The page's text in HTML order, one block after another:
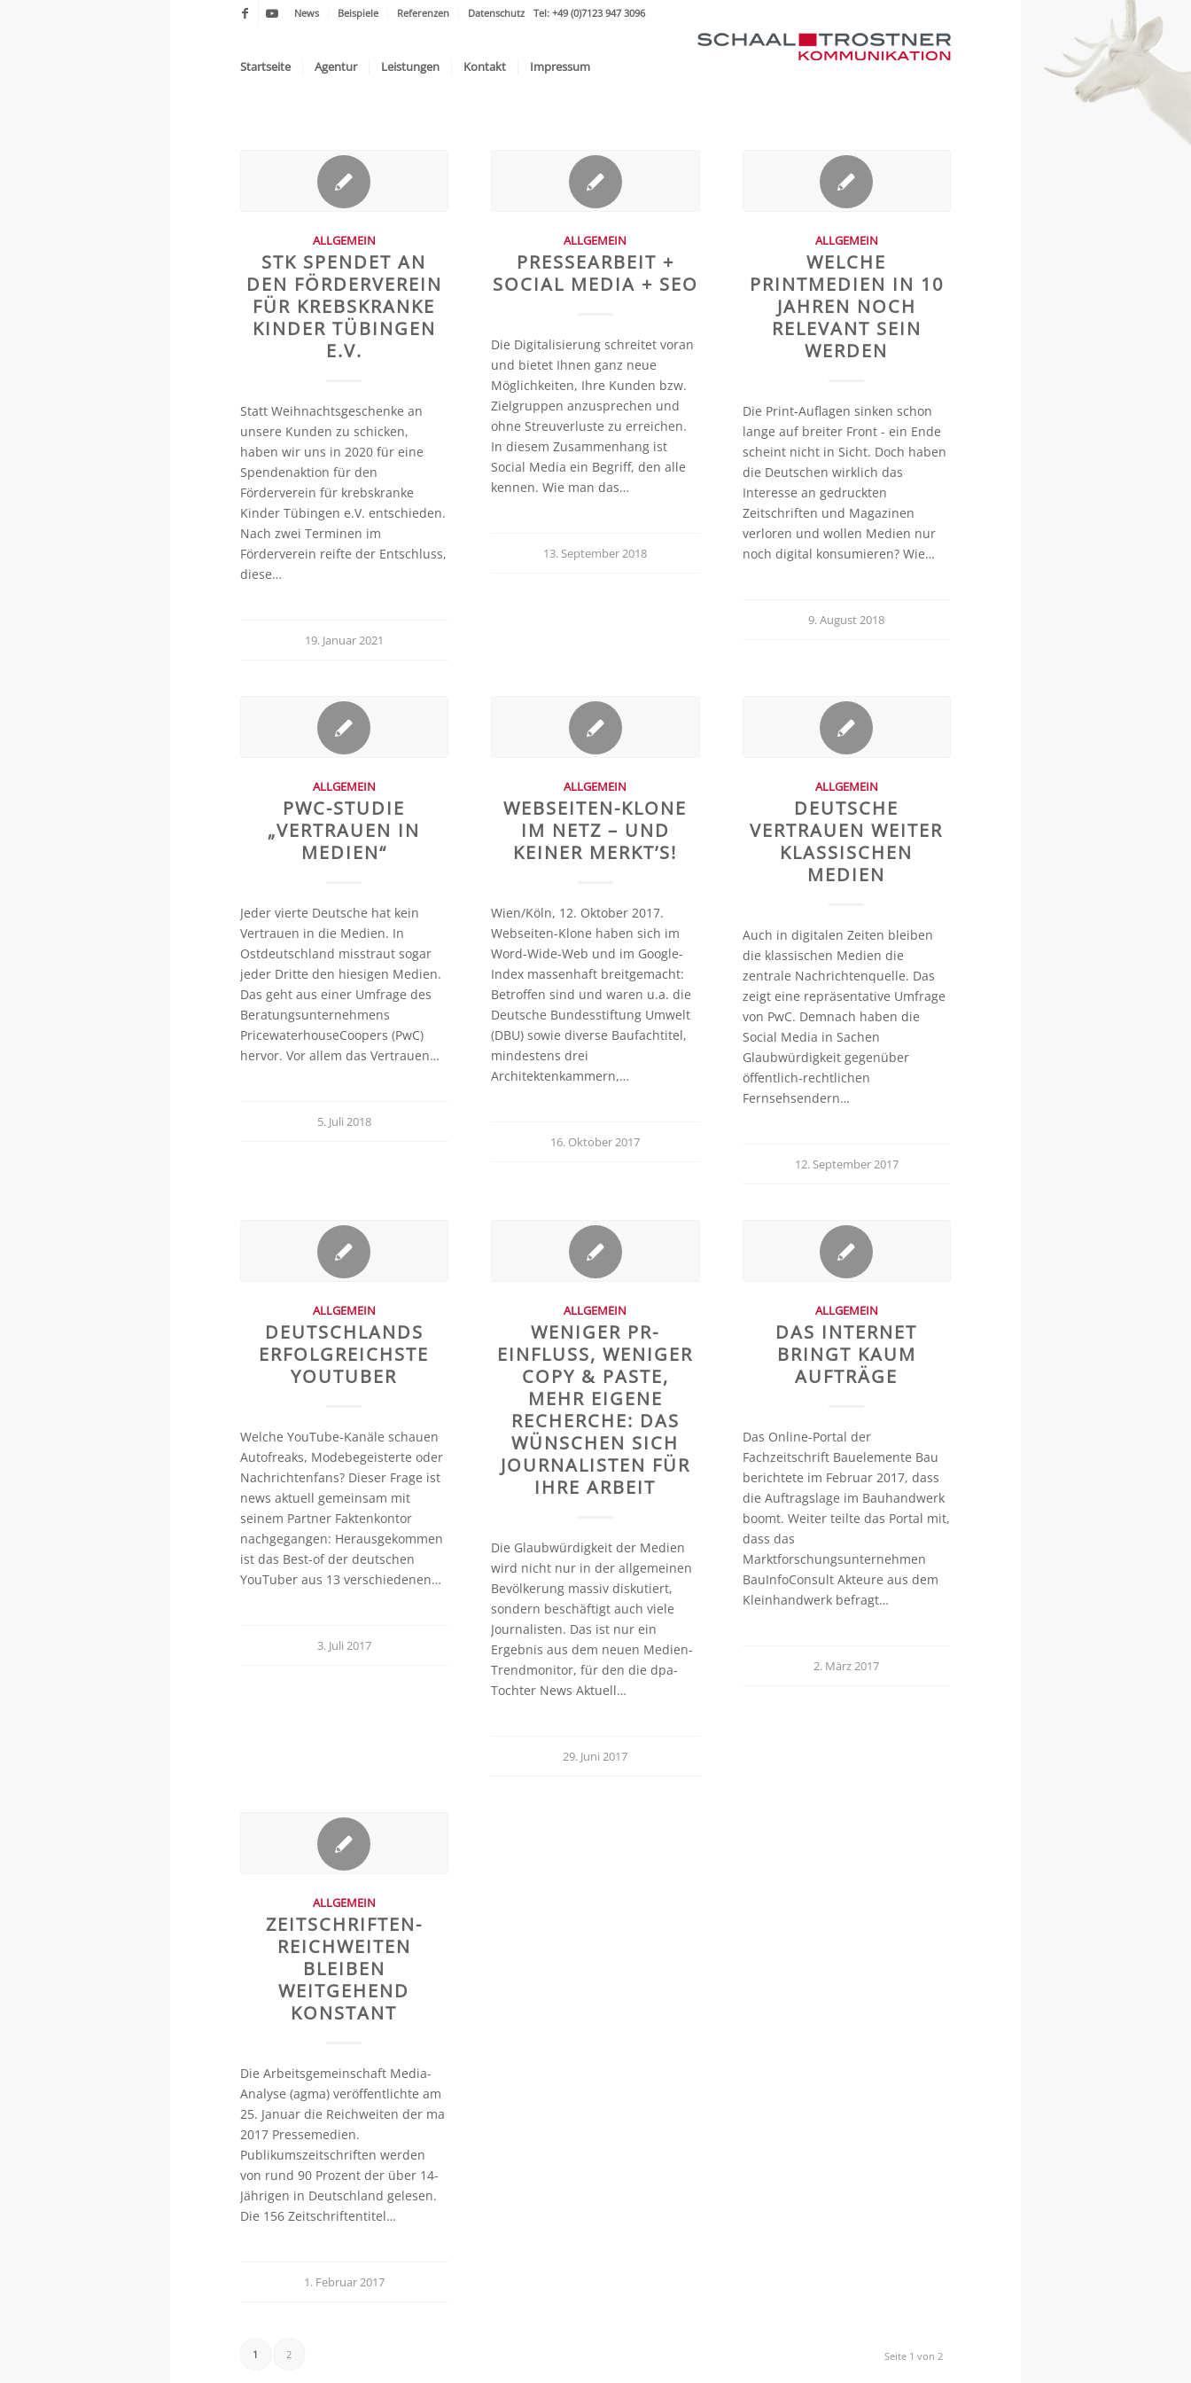
News Beispiele Referenzen Datenschutz Tel: +49 (0)7123 947 3096
Startseite Agentur Leistungen Kontakt Impressum
ALLGEMEIN
STK SPENDET AN
DEN FÖRDERVEREIN
FÜR KREBSKRANKE
KINDER TÜBINGEN
E.V.
Statt Weihnachtsgeschenke an
unsere Kunden zu schicken,
haben wir uns in 2020 für eine
Spendenaktion für den
Förderverein für krebskranke
Kinder Tübingen e.V. entschieden.
Nach zwei Terminen im
Förderverein reifte der Entschluss,
diese…
19. Januar 2021
ALLGEMEIN
PRESSEARBEIT +
SOCIAL MEDIA + SEO
Die Digitalisierung schreitet voran
und bietet Ihnen ganz neue
Möglichkeiten, Ihre Kunden bzw.
Zielgruppen anzusprechen und
ohne Streuverluste zu erreichen.
In diesem Zusammenhang ist
Social Media ein Begriff, den alle
kennen. Wie man das…
13. September 2018
ALLGEMEIN
WELCHE
PRINTMEDIEN IN 10
JAHREN NOCH
RELEVANT SEIN
WERDEN
Die Print-Auflagen sinken schon
lange auf breiter Front - ein Ende
scheint nicht in Sicht. Doch haben
die Deutschen wirklich das
Interesse an gedruckten
Zeitschriften und Magazinen
verloren und wollen Medien nur
noch digital konsumieren? Wie…
9. August 2018
ALLGEMEIN
PWC-STUDIE
„VERTRAUEN IN
MEDIEN“
Jeder vierte Deutsche hat kein
Vertrauen in die Medien. In
Ostdeutschland misstraut sogar
jeder Dritte den hiesigen Medien.
Das geht aus einer Umfrage des
Beratungsunternehmens
PricewaterhouseCoopers (PwC)
hervor. Vor allem das Vertrauen…
5. Juli 2018
ALLGEMEIN
WEBSEITEN-KLONE
IM NETZ – UND
KEINER MERKT’S!
Wien/Köln, 12. Oktober 2017.
Webseiten-Klone haben sich im
Word-Wide-Web und im Google-
Index massenhaft breitgemacht:
Betroffen sind und waren u.a. die
Deutsche Bundesstiftung Umwelt
(DBU) sowie diverse Baufachtitel,
mindestens drei
Architektenkammern,…
16. Oktober 2017
ALLGEMEIN
DEUTSCHE
VERTRAUEN WEITER
KLASSISCHEN
MEDIEN
Auch in digitalen Zeiten bleiben
die klassischen Medien die
zentrale Nachrichtenquelle. Das
zeigt eine repräsentative Umfrage
von PwC. Demnach haben die
Social Media in Sachen
Glaubwürdigkeit gegenüber
öffentlich-rechtlichen
Fernsehsendern…
12. September 2017
ALLGEMEIN
DEUTSCHLANDS
ERFOLGREICHSTE
YOUTUBER
Welche YouTube-Kanäle schauen
Autofreaks, Modebegeisterte oder
Nachrichtenfans? Dieser Frage ist
news aktuell gemeinsam mit
seinem Partner Faktenkontor
nachgegangen: Herausgekommen
ist das Best-of der deutschen
YouTuber aus 13 verschiedenen…
3. Juli 2017
ALLGEMEIN
WENIGER PR-
EINFLUSS, WENIGER
COPY & PASTE,
MEHR EIGENE
RECHERCHE: DAS
WÜNSCHEN SICH
JOURNALISTEN FÜR
IHRE ARBEIT
Die Glaubwürdigkeit der Medien
wird nicht nur in der allgemeinen
Bevölkerung massiv diskutiert,
sondern beschäftigt auch viele
Journalisten. Das ist nur ein
Ergebnis aus dem neuen Medien-
Trendmonitor, für den die dpa-
Tochter News Aktuell…
29. Juni 2017
ALLGEMEIN
DAS INTERNET
BRINGT KAUM
AUFTRÄGE
Das Online-Portal der
Fachzeitschrift Bauelemente Bau
berichtete im Februar 2017, dass
die Auftragslage im Bauhandwerk
boomt. Weiter teilte das Portal mit,
dass das
Marktforschungsunternehmen
BauInfoConsult Akteure aus dem
Kleinhandwerk befragt…
2. März 2017
ALLGEMEIN
ZEITSCHRIFTEN-
REICHWEITEN
BLEIBEN
WEITGEHEND
KONSTANT
Die Arbeitsgemeinschaft Media-
Analyse (agma) veröffentlichte am
25. Januar die Reichweiten der ma
2017 Pressemedien.
Publikumszeitschriften werden
von rund 90 Prozent der über 14-
Jährigen in Deutschland gelesen.
Die 156 Zeitschriftentitel…
1. Februar 2017
Seite 1 von 2
1 2